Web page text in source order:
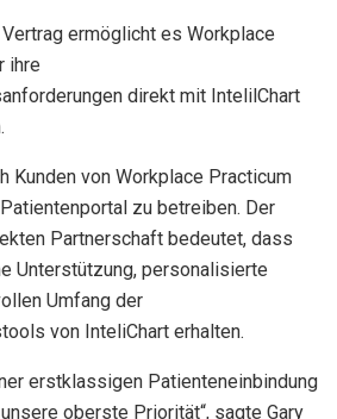
ermöglicht es Workplace
ihre
direkt mit IntelilChart
Kunden von Workplace Practicum
zu betreiben. Der
Partnerschaft bedeutet, dass
Unterstützung, personalisierte
Umfang der
von InteliChart erhalten.
erstklassigen Patienteneinbindung
oberste Priorität“, sagte Gary